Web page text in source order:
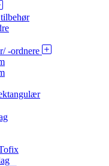
-ordnere